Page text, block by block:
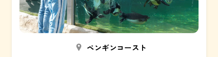
ペンギンコースト